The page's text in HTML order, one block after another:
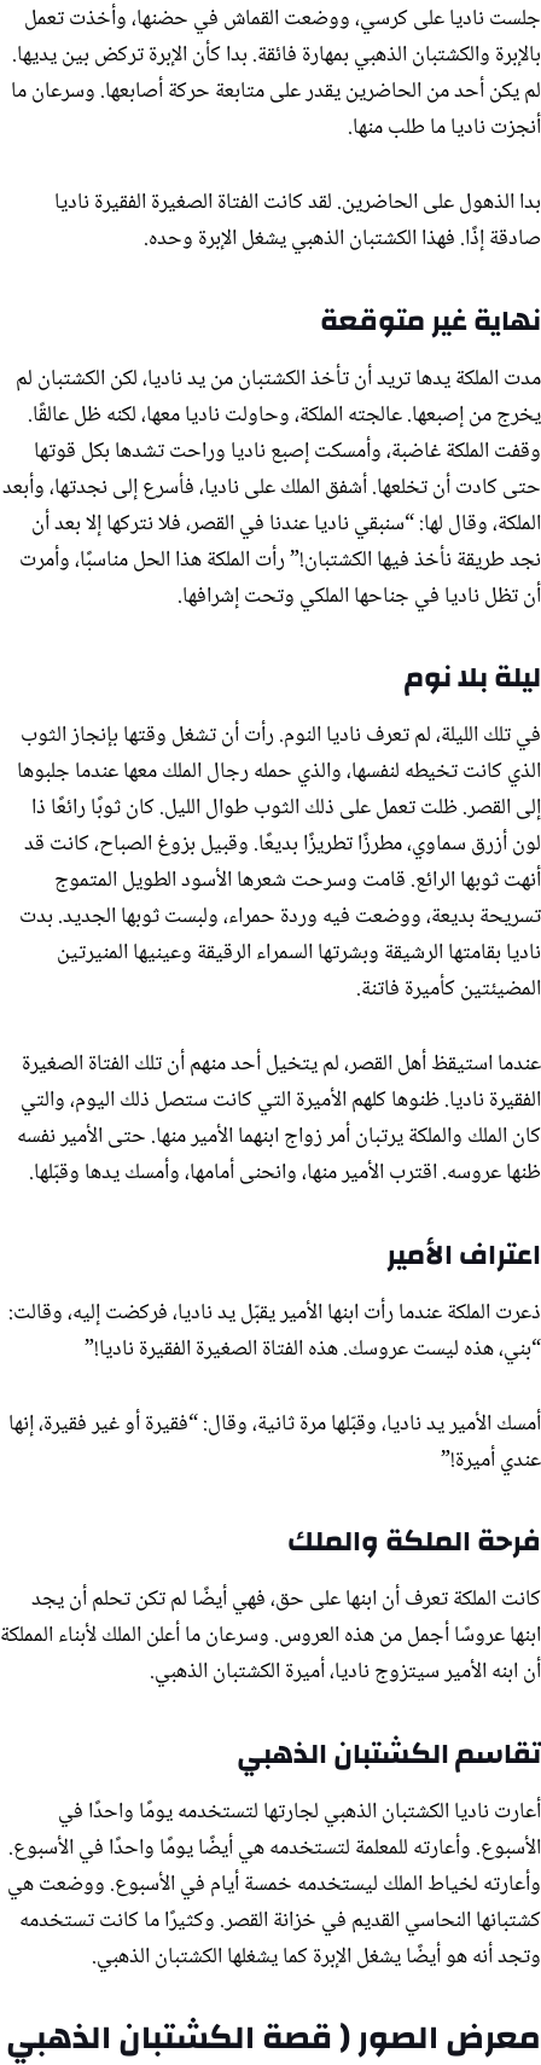
جلست ناديا على كرسي، ووضعت القماش في حضنها، وأخذت تعمل
بالإبرة والكشتبان الذهبي بمهارة فائقة. بدا كأن الإبرة تركض بين يديها.
لم يكن أحد من الحاضرين يقدر على متابعة حركة أصابعها. وسرعان ما
أنجزت ناديا ما طلب منها.
بدا الذهول على الحاضرين. لقد كانت الفتاة الصغيرة الفقيرة ناديا
صادقة إذًا. فهذا الكشتبان الذهبي يشغل الإبرة وحده.
نهاية غير متوقعة
مدت الملكة يدها تريد أن تأخذ الكشتبان من يد ناديا، لكن الكشتبان لم
يخرج من إصبعها. عالجته الملكة، وحاولت ناديا معها، لكنه ظل عالقًا.
وقفت الملكة غاضبة، وأمسكت إصبع ناديا وراحت تشدها بكل قوتها
حتى كادت أن تخلعها. أشفق الملك على ناديا، فأسرع إلى نجدتها، وأبعد
الملكة، وقال لها: “سنبقي ناديا عندنا في القصر، فلا نتركها إلا بعد أن
نجد طريقة نأخذ فيها الكشتبان!” رأت الملكة هذا الحل مناسبًا، وأمرت
أن تظل ناديا في جناحها الملكي وتحت إشرافها.
ليلة بلا نوم
في تلك الليلة، لم تعرف ناديا النوم. رأت أن تشغل وقتها بإنجاز الثوب
الذي كانت تخيطه لنفسها، والذي حمله رجال الملك معها عندما جلبوها
إلى القصر. ظلت تعمل على ذلك الثوب طوال الليل. كان ثوبًا رائعًا ذا
لون أزرق سماوي، مطرزًا تطريزًا بديعًا. وقبيل بزوغ الصباح، كانت قد
أنهت ثوبها الرائع. قامت وسرحت شعرها الأسود الطويل المتموج
تسريحة بديعة، ووضعت فيه وردة حمراء، ولبست ثوبها الجديد. بدت
ناديا بقامتها الرشيقة وبشرتها السمراء الرقيقة وعينيها المنيرتين
المضيئتين كأميرة فاتنة.
عندما استيقظ أهل القصر، لم يتخيل أحد منهم أن تلك الفتاة الصغيرة
الفقيرة ناديا. ظنوها كلهم الأميرة التي كانت ستصل ذلك اليوم، والتي
كان الملك والملكة يرتبان أمر زواج ابنهما الأمير منها. حتى الأمير نفسه
ظنها عروسه. اقترب الأمير منها، وانحنى أمامها، وأمسك يدها وقبّلها.
اعتراف الأمير
ذعرت الملكة عندما رأت ابنها الأمير يقبّل يد ناديا، فركضت إليه، وقالت:
“بني، هذه ليست عروسك. هذه الفتاة الصغيرة الفقيرة ناديا!”
أمسك الأمير يد ناديا، وقبّلها مرة ثانية، وقال: “فقيرة أو غير فقيرة، إنها
عندي أميرة!”
فرحة الملكة والملك
كانت الملكة تعرف أن ابنها على حق، فهي أيضًا لم تكن تحلم أن يجد
ابنها عروسًا أجمل من هذه العروس. وسرعان ما أعلن الملك لأبناء المملكة
أن ابنه الأمير سيتزوج ناديا، أميرة الكشتبان الذهبي.
تقاسم الكشتبان الذهبي
أعارت ناديا الكشتبان الذهبي لجارتها لتستخدمه يومًا واحدًا في
الأسبوع. وأعارته للمعلمة لتستخدمه هي أيضًا يومًا واحدًا في الأسبوع.
وأعارته لخياط الملك ليستخدمه خمسة أيام في الأسبوع. ووضعت هي
كشتبانها النحاسي القديم في خزانة القصر. وكثيرًا ما كانت تستخدمه
وتجد أنه هو أيضًا يشغل الإبرة كما يشغلها الكشتبان الذهبي.
معرض الصور ( قصة الكشتبان الذهبي